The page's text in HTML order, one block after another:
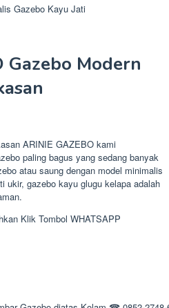
Gazebo Kayu Jati
Gazebo Modern
ARINIE GAZEBO kami
paling bagus yang sedang banyak
atau saung dengan model minimalis
ukir, gazebo kayu glugu kelapa adalah
Klik Tombol WHATSAPP